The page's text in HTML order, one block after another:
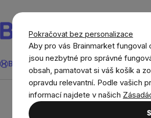
Pokračovat bez personalizace
Aby pro vás Brainmarket
jsou nezbytné pro správné
obsah, pamatovat si váš košík a
opravdu relevantní. Podle vašich
informací najdete v našich
obsah
BrainMax® Léto Ušetři Cíle
Oblečení a doplňky